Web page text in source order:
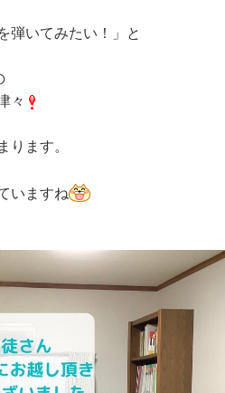
弾いてみたい！」と
々
ります。
いますね